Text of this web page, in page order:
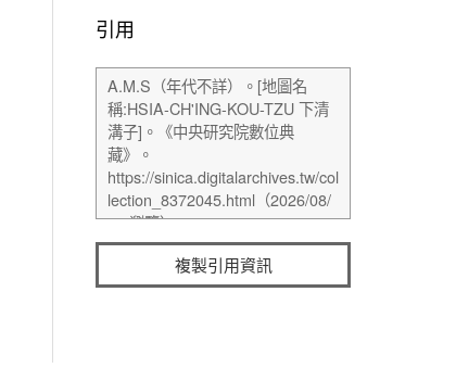
引用
複製引用資訊